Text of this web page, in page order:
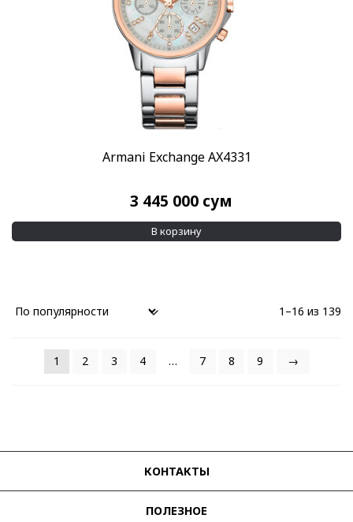
Armani Exchange AX4331
3 445 000 сум
В корзину
1–16 из 139
1 2 3 4 … 7 8 9 →
КОНТАКТЫ
ПОЛЕЗНОЕ